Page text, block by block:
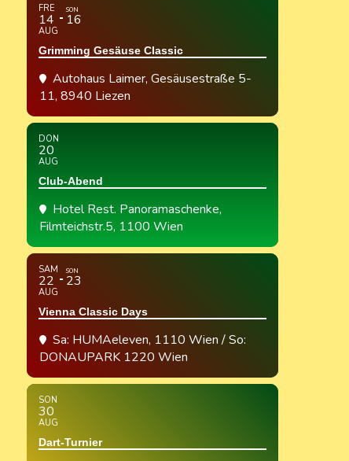
FRE
14
AUG
SON
16
Grimming Gesäuse Classic
Autohaus Laimer, Gesäusestraße 5-
11, 8940 Liezen
DON
20
AUG
Club-Abend
Hotel Rest. Panoramaschenke,
Filmteichstr.5, 1100 Wien
SAM
22
AUG
SON
23
Vienna Classic Days
Sa: HUMAeleven, 1110 Wien / So:
DONAUPARK 1220 Wien
SON
30
AUG
Dart-Turnier